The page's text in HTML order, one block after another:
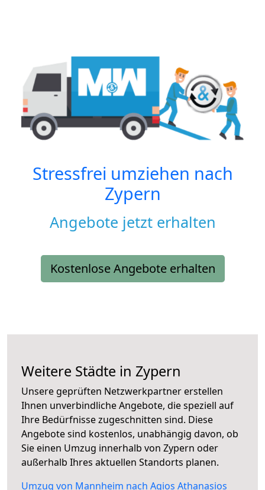
Stressfrei umziehen nach
Zypern
Angebote jetzt erhalten
Kostenlose Angebote erhalten
Weitere Städte in Zypern
Unsere geprüften Netzwerkpartner erstellen
Ihnen unverbindliche Angebote, die speziell auf
Ihre Bedürfnisse zugeschnitten sind. Diese
Angebote sind kostenlos, unabhängig davon, ob
Sie einen Umzug innerhalb von Zypern oder
außerhalb Ihres aktuellen Standorts planen.
Umzug von Mannheim nach Agios Athanasios